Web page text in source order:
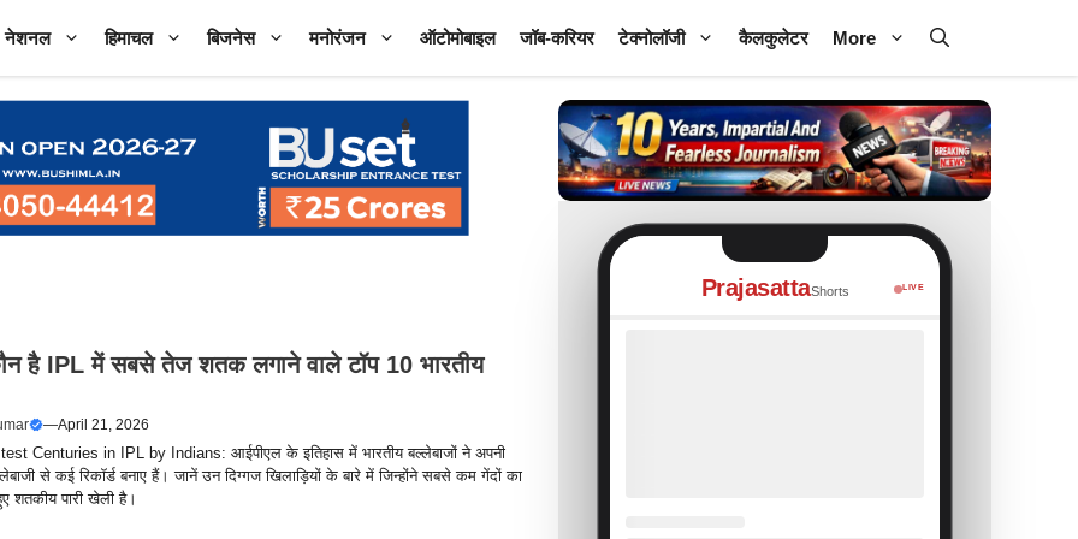
नेशनल हिमाचल बिजनेस मनोरंजन ऑटोमोबाइल जॉब-करियर टेक्नोलॉजी कैलकुलेटर More
है IPL में सबसे तेज शतक लगाने वाले टॉप 10 भारतीय
—April 21, 2026
Centuries in IPL by Indians: आईपीएल के इतिहास में भारतीय बल्लेबाजों ने अपनी
से कई रिकॉर्ड बनाए हैं। जानें उन दिग्गज खिलाड़ियों के बारे में जिन्होंने सबसे कम गेंदों का
शतकीय पारी खेली है।
PrajasattaShorts LIVE